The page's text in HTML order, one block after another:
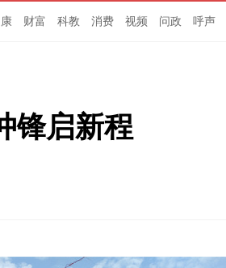
财富 科教 消费 视频 问政 呼声
锋启新程